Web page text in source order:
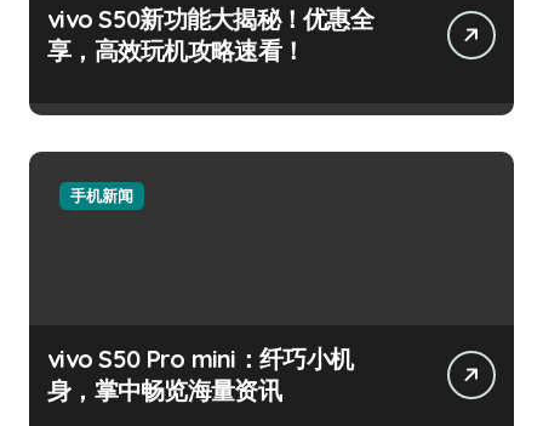
vivo S50新功能大揭秘！优惠全
享，高效玩机攻略速看！
手机新闻
vivo S50 Pro mini：纤巧小机
身，掌中畅览海量资讯